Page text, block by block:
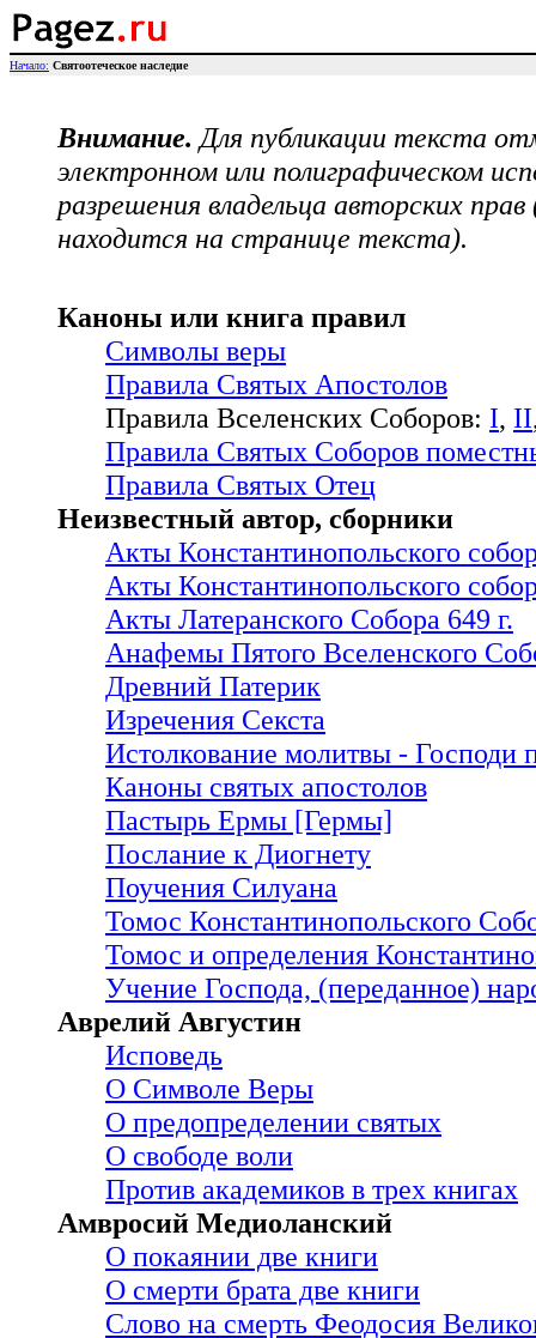
Начало: Святоотеческое наследие
Внимание. Для публикации текста
электронном или полиграфическом
разрешения владельца авторских
находится на странице текста).
Каноны или книга правил
Символы веры
Правила Святых Апостолов
Правила Вселенских Соборов: I, II
Правила Святых Соборов
Правила Святых Отец
Неизвестный автор, сборники
Акты Константинопольского
Акты Константинопольского
Акты Латеранского Собора 649 г.
Анафемы Пятого Вселенского
Древний Патерик
Изречения Секстa
Истолкование молитвы - Господи
Каноны святых апостолов
Пастырь Ермы [Гермы]
Послание к Диогнету
Поучения Силуана
Томос Константинопольского
Томос и определения
Учение Господа, (переданное)
Аврелий Августин
Исповедь
О Символе Веры
О предопределении святых
О свободе воли
Против академиков в трех книгах
Амвросий Медиоланский
О покаянии две книги
О смерти брата две книги
Слово на смерть Феодосия